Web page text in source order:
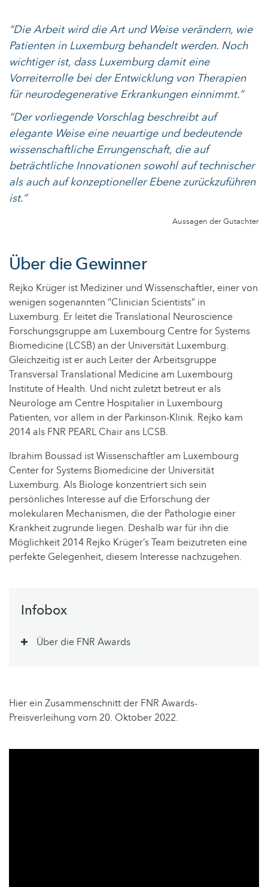
“Die Arbeit wird die Art und Weise verändern, wie
Patienten in Luxemburg behandelt werden. Noch
wichtiger ist, dass Luxemburg damit eine
Vorreiterrolle bei der Entwicklung von Therapien
für neurodegenerative Erkrankungen einnimmt.”
“Der vorliegende Vorschlag beschreibt auf
elegante Weise eine neuartige und bedeutende
wissenschaftliche Errungenschaft, die auf
beträchtliche Innovationen sowohl auf technischer
als auch auf konzeptioneller Ebene zurückzuführen
ist.”
Aussagen der Gutachter
Über die Gewinner
Rejko Krüger ist Mediziner und Wissenschaftler, einer von
wenigen sogenannten “Clinician Scientists” in
Luxemburg. Er leitet die Translational Neuroscience
Forschungsgruppe am Luxembourg Centre for Systems
Biomedicine (LCSB) an der Universität Luxemburg.
Gleichzeitig ist er auch Leiter der Arbeitsgruppe
Transversal Translational Medicine am Luxembourg
Institute of Health. Und nicht zuletzt betreut er als
Neurologe am Centre Hospitalier in Luxembourg
Patienten, vor allem in der Parkinson-Klinik. Rejko kam
2014 als FNR PEARL Chair ans LCSB.
Ibrahim Boussad ist Wissenschaftler am Luxembourg
Center for Systems Biomedicine der Universität
Luxemburg. Als Biologe konzentriert sich sein
persönliches Interesse auf die Erforschung der
molekularen Mechanismen, die der Pathologie einer
Krankheit zugrunde liegen. Deshalb war für ihn die
Möglichkeit 2014 Rejko Krüger’s Team beizutreten eine
perfekte Gelegenheit, diesem Interesse nachzugehen.
Infobox
Über die FNR Awards
Hier ein Zusammenschnitt der FNR Awards-
Preisverleihung vom 20. Oktober 2022.